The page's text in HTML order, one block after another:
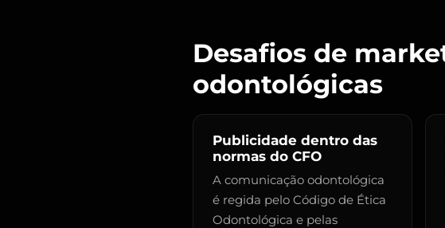
Desafios de
odontológicas
Publicidade dentro das
normas do CFO
A comunicação odontológica
é regida pelo Código de Ética
Odontológica e pelas